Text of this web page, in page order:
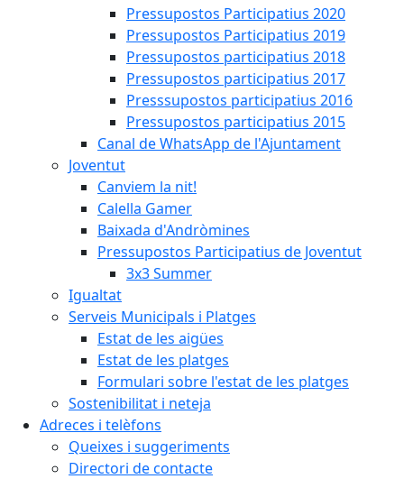
Pressupostos Participatius 2020
Pressupostos Participatius 2019
Pressupostos participatius 2018
Pressupostos participatius 2017
Presssupostos participatius 2016
Pressupostos participatius 2015
Canal de WhatsApp de l'Ajuntament
Joventut
Canviem la nit!
Calella Gamer
Baixada d'Andròmines
Pressupostos Participatius de Joventut
3x3 Summer
Igualtat
Serveis Municipals i Platges
Estat de les aigües
Estat de les platges
Formulari sobre l'estat de les platges
Sostenibilitat i neteja
Adreces i telèfons
Queixes i suggeriments
Directori de contacte